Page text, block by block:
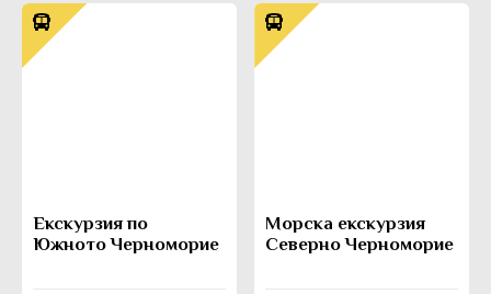
Екскурзия по
Южното Черноморие
Морска екскурзия
Северно Черноморие